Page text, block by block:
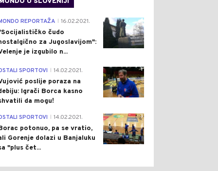
Pre 10 h
VODU:
SVIJET Pre 10 h
NAMJERNO UDARIO U
4
REPORTAŽA 16.02.2021.
čudo
za Jugoslavijom":
je izgubilo n...
1
SPORTOVI 14.02.2021.
poslije poraza na
Igrači Borca kasno
da mogu!
3
SPORTOVI 14.02.2021.
potonuo, pa se vratio,
Gorenje dolazi u Banjaluku
"plus čet...